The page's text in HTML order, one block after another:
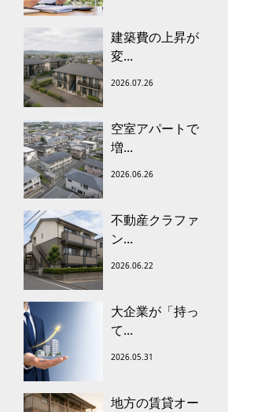
建築費の上昇が
変...
2026.07.26
空室アパートで
増...
2026.06.26
不動産クラファ
ン...
2026.06.22
大企業が「持っ
て...
2026.05.31
地方の賃貸オー